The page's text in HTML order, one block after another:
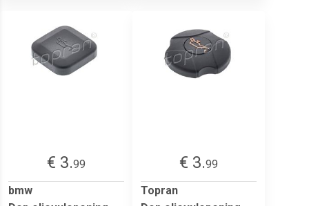
€ 3.99
bmw
€ 3.99
Topran